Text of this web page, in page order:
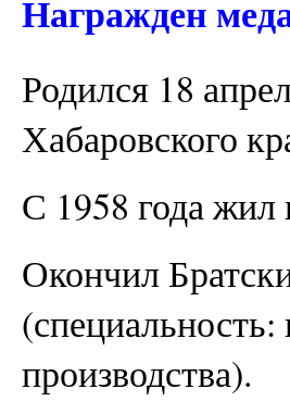
Награжден
Родился 18
Хабаровского
С 1958 года жил
Окончил
производства).